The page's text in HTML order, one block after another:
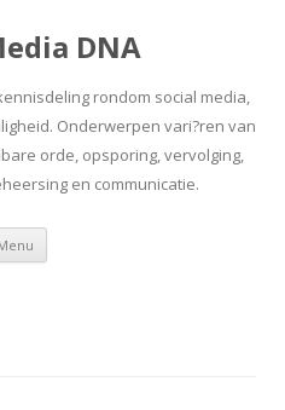
DNA
rondom social media,
Onderwerpen vari?ren van
orde, opsporing, vervolging,
en communicatie.
Spring
inhoud